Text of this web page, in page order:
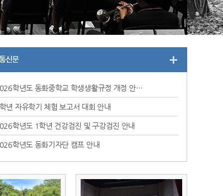
신문
2026학년도 동화중학교 학생생활규정 개정 안내 가정통신문
년 자유학기 체험 보고서 대회 안내
학년도 1학년 건강검진 및 구강검진 안내
학년도 동화기자단 캠프 안내
2차 정기시험 기간 중 1학년 진로 프로그램 운영 안내
8월 보건소식지